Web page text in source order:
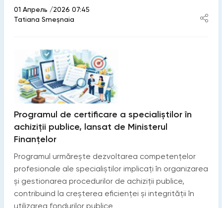
01 Апрель /2026 07:45
Tatiana Smeșnaia
Programul de certificare a specialiștilor în
achiziții publice, lansat de Ministerul
Finanțelor
Programul urmărește dezvoltarea competențelor
profesionale ale specialiștilor implicați în organizarea
și gestionarea procedurilor de achiziții publice,
contribuind la creșterea eficienței și integrității în
utilizarea fondurilor publice